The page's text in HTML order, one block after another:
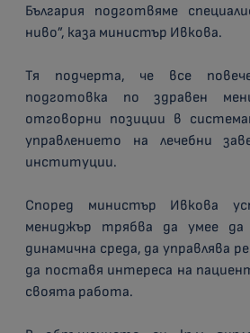
България подготвяме
ниво”, каза министър Ивкова.
Тя подчерта, че все
подготовка по здравен
отговорни позиции в
управлението на лечебни
институции.
Според министър Ивкова
мениджър трябва да умее
динамична среда, да управлява
да поставя интереса на
своята работа.